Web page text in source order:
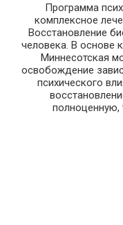
Программа
комплексное
Восстановление
человека. В основе
Миннесотская
освобождение
психического
полноценную,